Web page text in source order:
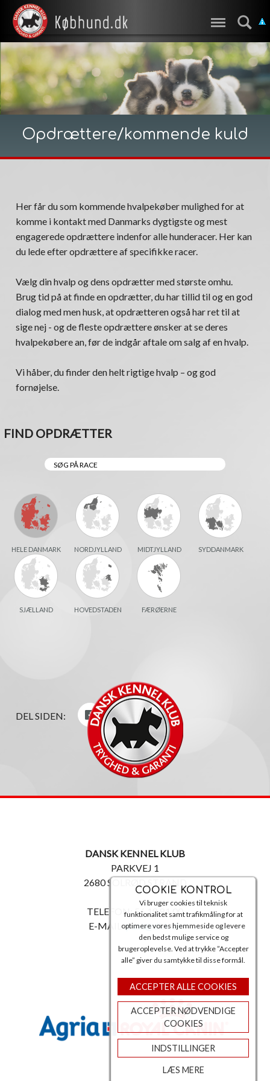
COOKIE KONTROL
Vi bruger cookies til teknisk
funktionalitet samt trafikmåling for at
optimere vores hjemmeside og levere
den bedst mulige service og
brugeroplevelse. Ved at trykke ”Accepter
alle” giver du samtykke til disse formål.
ACCEPTER ALLE COOKIES
ACCEPTER NØDVENDIGE
COOKIES
INDSTILLINGER
LÆS MERE
Opdrættere/kommende kuld
Her får du som kommende hvalpekøber mulighed for at
komme i kontakt med Danmarks dygtigste og mest
engagerede opdrættere indenfor alle hunderacer. Her kan
du lede efter opdrættere af specifikke racer.
Vælg din hvalp og dens opdrætter med største omhu.
Brug tid på at finde en opdrætter, du har tillid til og en god
dialog med men husk, at opdrætteren også har ret til at
sige nej - og de fleste opdrættere ønsker at se deres
hvalpekøbere an, før de indgår aftale om salg af en hvalp.
Vi håber, du finder den helt rigtige hvalp – og god
fornøjelse.
FIND OPDRÆTTER
HELE DANMARK NORDJYLLAND MIDTJYLLAND SYDDANMARK
SJÆLLAND HOVEDSTADEN FÆRØERNE
DEL SIDEN:
DANSK KENNEL KLUB
PARKVEJ 1
2680 SOLRØD STRAND
TELEFON: 56 18 81 00
E-MAIL:post@dkk.dk